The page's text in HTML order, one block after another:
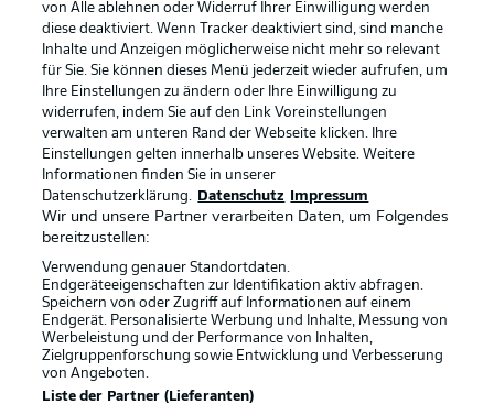
BUNDESLIGA-GRUPPE
Sprachauswahl
Deutsch Anzeige Modus
BUNDESLIGA APP
von Alle ablehnen oder Widerruf Ihrer Einwilligung werden
diese deaktiviert. Wenn Tracker deaktiviert sind, sind manche
Inhalte und Anzeigen möglicherweise nicht mehr so relevant
für Sie. Sie können dieses Menü jederzeit wieder aufrufen, um
Ihre Einstellungen zu ändern oder Ihre Einwilligung zu
widerrufen, indem Sie auf den Link Voreinstellungen
verwalten am unteren Rand der Webseite klicken. Ihre
Einstellungen gelten innerhalb unseres Website. Weitere
Informationen finden Sie in unserer
Datenschutzerklärung.
Datenschutz Impressum
Wir und unsere Partner verarbeiten Daten, um Folgendes
bereitzustellen:
Verwendung genauer Standortdaten.
Endgeräteeigenschaften zur Identifikation aktiv abfragen.
Speichern von oder Zugriff auf Informationen auf einem
Endgerät. Personalisierte Werbung und Inhalte, Messung von
Werbeleistung und der Performance von Inhalten,
Zielgruppenforschung sowie Entwicklung und Verbesserung
von Angeboten.
Liste der Partner (Lieferanten)